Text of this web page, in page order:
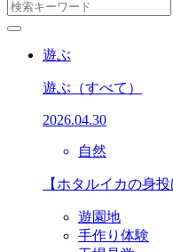
遊ぶ
遊ぶ （すべて）
2026.04.30
自然
【ホタルイカの身
遊園地
手作り体験